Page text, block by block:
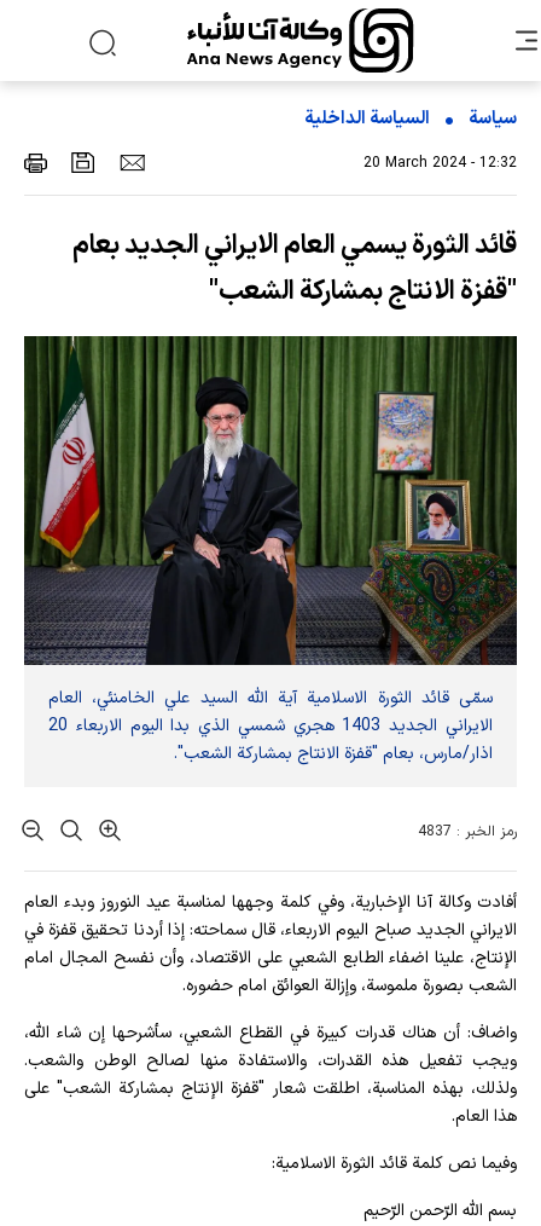
سياسة السیاسة الداخلیة
20 March 2024 - 12:32
قائد الثورة يسمي العام الايراني الجديد بعام
"قفزة الانتاج بمشاركة الشعب"
سمّى قائد الثورة الاسلامية آية الله السيد علي الخامنئي، العام
الايراني الجديد 1403 هجري شمسي الذي بدا اليوم الاربعاء 20
اذار/مارس، بعام "قفزة الانتاج بمشاركة الشعب".
رمز الخبر : 4837
أفادت وکالة آنا الإخباریة، وفي كلمة وجهها لمناسبة عيد النوروز وبدء العام
الايراني الجديد صباح اليوم الاربعاء، قال سماحته: إذا أردنا تحقيق قفزة في
الإنتاج، علينا اضفاء الطابع الشعبي على الاقتصاد، وأن نفسح المجال امام
الشعب بصورة ملموسة، وإزالة العوائق امام حضوره.
واضاف: أن هناك قدرات كبيرة في القطاع الشعبي، سأشرحها إن شاء الله،
ويجب تفعيل هذه القدرات، والاستفادة منها لصالح الوطن والشعب.
ولذلك، بهذه المناسبة، اطلقت شعار "قفزة الإنتاج بمشاركة الشعب" على
هذا العام.
وفيما نص كلمة قائد الثورة الاسلامية:
بسم اللّه الرّحمن الرّحيم